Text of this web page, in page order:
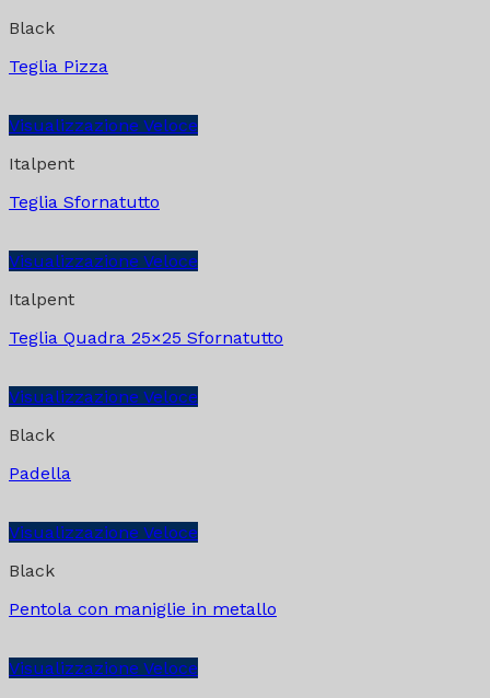
Black
Teglia Pizza
Visualizzazione Veloce
Italpent
Teglia Sfornatutto
Visualizzazione Veloce
Italpent
Teglia Quadra 25×25 Sfornatutto
Visualizzazione Veloce
Black
Padella
Visualizzazione Veloce
Black
Pentola con maniglie in metallo
Visualizzazione Veloce